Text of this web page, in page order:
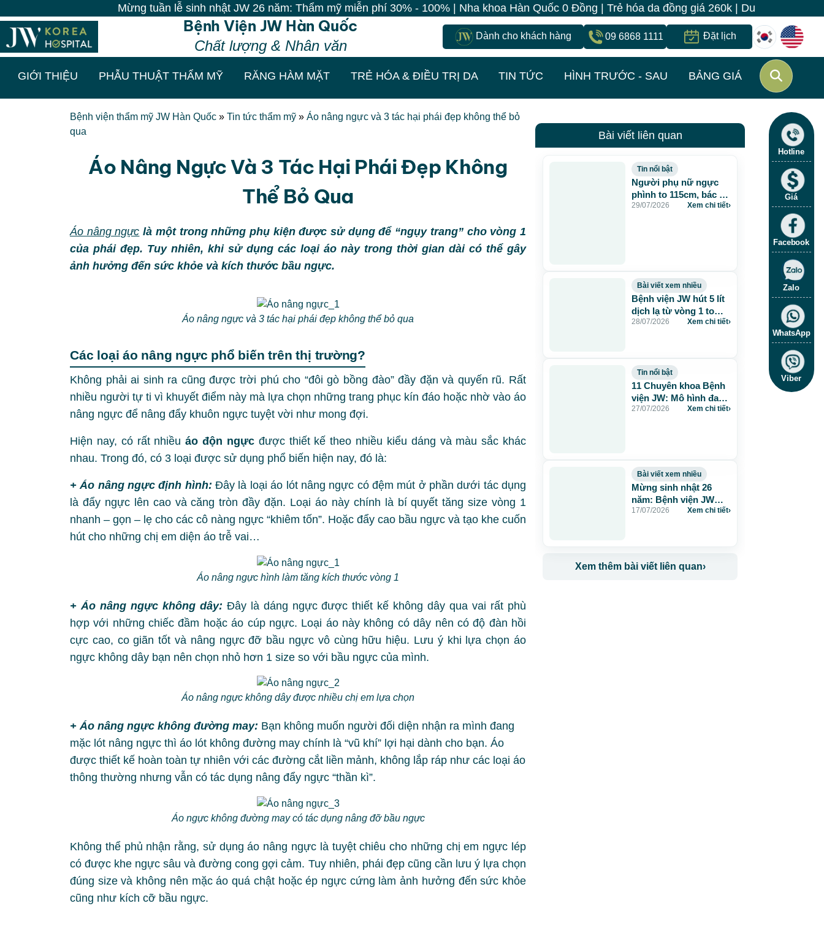
Mừng tuần lễ sinh nhật JW 26 năm: Thẩm mỹ miễn phí 30% - 100% | Nha khoa Hàn Quốc 0 Đồng | Trẻ hóa da đồng giá 260k | Duy nhất từ 15/7 - 25/7 |
Bệnh Viện JW Hàn Quốc
Chất lượng & Nhân văn
Dành cho khách hàng 09 6868 1111 Đặt lịch
GIỚI THIỆU PHẪU THUẬT THẨM MỸ RĂNG HÀM MẶT TRẺ HÓA & ĐIỀU TRỊ DA TIN TỨC HÌNH TRƯỚC - SAU BẢNG GIÁ
Bệnh viện thẩm mỹ JW Hàn Quốc » Tin tức thẩm mỹ » Áo nâng ngực và 3 tác hại phái đẹp không thể bỏ
qua
Áo Nâng Ngực Và 3 Tác Hại Phái Đẹp Không
Thể Bỏ Qua
Áo nâng ngực là một trong những phụ kiện được sử dụng để “ngụy trang” cho vòng 1
của phái đẹp. Tuy nhiên, khi sử dụng các loại áo này trong thời gian dài có thể gây
ảnh hưởng đến sức khỏe và kích thước bầu ngực.
Áo nâng ngực và 3 tác hại phái đẹp không thể bỏ qua
Các loại áo nâng ngực phổ biến trên thị trường?
Không phải ai sinh ra cũng được trời phú cho “đôi gò bồng đào” đầy đặn và quyến rũ. Rất
nhiều người tự ti vì khuyết điểm này mà lựa chọn những trang phục kín đáo hoặc nhờ vào áo
nâng ngực để nâng đẩy khuôn ngực tuyệt vời như mong đợi.
Hiện nay, có rất nhiềuáo độn ngựcđược thiết kế theo nhiều kiểu dáng và màu sắc khác
nhau. Trong đó, có 3 loại được sử dụng phổ biến hiện nay, đó là:
+ Áo nâng ngực định hình:Đây là loại áo lót nâng ngực có đệm mút ở phần dưới tác dụng
là đẩy ngực lên cao và căng tròn đầy đặn. Loại áo này chính là bí quyết tăng size vòng 1
nhanh – gọn – lẹ cho các cô nàng ngực “khiêm tốn”. Hoặc đẩy cao bầu ngực và tạo khe cuốn
hút cho những chị em diện áo trễ vai…
Áo nâng ngực hình làm tăng kích thước vòng 1
+ Áo nâng ngực không dây: Đây là dáng ngực được thiết kế không dây qua vai rất phù
hợp với những chiếc đầm hoặc áo cúp ngực. Loại áo này không có dây nên có độ đàn hồi
cực cao, co giãn tốt và nâng ngực đỡ bầu ngực vô cùng hữu hiệu. Lưu ý khi lựa chọn áo
ngực không dây bạn nên chọn nhỏ hơn 1 size so với bầu ngực của mình.
Áo nâng ngực không dây được nhiều chị em lựa chọn
+ Áo nâng ngực không đường may: Bạn không muốn người đối diện nhận ra mình đang
mặc lót nâng ngực thì áo lót không đường may chính là “vũ khí” lợi hại dành cho bạn. Áo
được thiết kế hoàn toàn tự nhiên với các đường cắt liền mảnh, không lắp ráp như các loại áo
thông thường nhưng vẫn có tác dụng nâng đẩy ngực “thần kì”.
Áo ngực không đường may có tác dụng nâng đỡ bầu ngực
Không thể phủ nhận rằng, sử dụng áo nâng ngực là tuyệt chiêu cho những chị em ngực lép
có được khe ngực sâu và đường cong gợi cảm. Tuy nhiên, phái đẹp cũng cần lưu ý lựa chọn
đúng size và không nên mặc áo quá chật hoặc ép ngực cứng làm ảnh hưởng đến sức khỏe
cũng như kích cỡ bầu ngực.
Bài viết liên quan
Tin nổi bật
Người phụ nữ ngực
phình to 115cm, bác sĩ
JW lấy gần 5 lít dịch và
29/07/2026 Xem chi tiết›
Bài viết xem nhiều
Bệnh viện JW hút 5 lít
dịch lạ từ vòng 1 to
115cm do tiêm mỡ
28/07/2026 Xem chi tiết›
Tin nổi bật
11 Chuyên khoa Bệnh
viện JW: Mô hình đa
khoa chuẩn Hàn chăm
27/07/2026 Xem chi tiết›
Bài viết xem nhiều
Mừng sinh nhật 26
năm: Bệnh viện JW
tặng 260 suất thẩm mỹ
17/07/2026 Xem chi tiết›
Xem thêm bài viết liên quan›
Hotline
Giá
Facebook
Zalo
WhatsApp
Viber